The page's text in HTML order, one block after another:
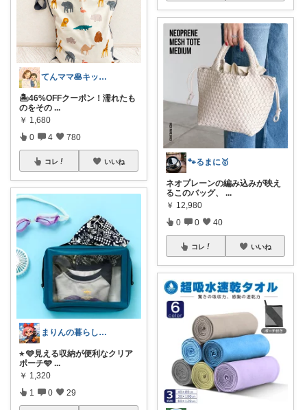
てんママ🥞キッチン雑貨と育児グッズ
🏝️46%OFFクーポン！濡れたも
のをその ...
￥ 1,680
0 4 780
コレ いいね
まりんの暮らしと体整え癒しROOM🌈
⭐︎ 🩵見える収納が便利なクリア
ポーチ🩵 ...
￥ 1,320
1 0 29
🐾るまに🥇
ネオプレーンの編み込みが映え
るこのバッグ、
...
￥ 12,980
0 0 40
コレ いいね